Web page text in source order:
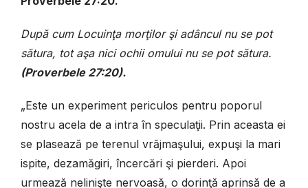
După cum Locuinţa morţilor şi adâncul nu se pot
sătura, tot aşa nici ochii omului nu se pot sătura.
(Proverbele 27:20).
„Este un experiment periculos pentru poporul
nostru acela de a intra în speculaţii. Prin aceasta ei
se plasează pe terenul vrăjmaşului, expuşi la mari
ispite, dezamăgiri, încercări şi pierderi. Apoi
urmează nelinişte nervoasă, o dorinţă aprinsă de a